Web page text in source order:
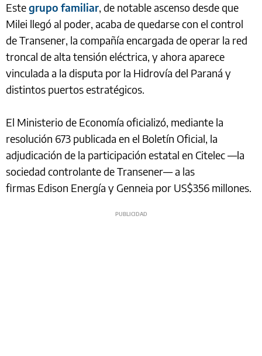
Estegrupo familiar, de notable ascenso desde que
Milei llegó al poder, acaba de quedarse con el control
de Transener, la compañía encargada de operar la red
troncal de alta tensión eléctrica, y ahora aparece
vinculada a la disputa por la Hidrovía del Paraná y
distintos puertos estratégicos.
El Ministerio de Economía oficializó, mediante la
resolución 673 publicada en el Boletín Oficial, la
adjudicación de la participación estatal en Citelec —la
sociedad controlante de Transener— a las
firmas Edison Energía y Genneia por US$356 millones.